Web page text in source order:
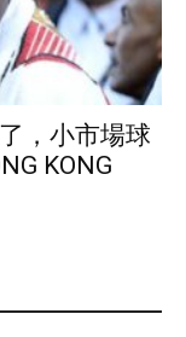
，小市場球
KONG